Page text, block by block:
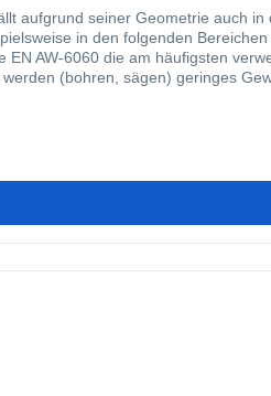
aufgrund seiner Geometrie auch
Fensterbau Solarbranche Zaunbau Möbelbau Geländerbau Fassadenbau Im
die am häufigsten verwendete.
(bohren, sägen) geringes